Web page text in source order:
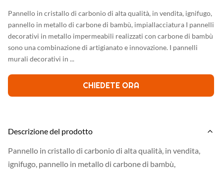
Pannello in cristallo di carbonio di alta qualità, in vendita, ignifugo,
pannello in metallo di carbone di bambù, impiallacciatura​ I pannelli
decorativi in metallo impermeabili realizzati con carbone di bambù
sono una combinazione di artigianato e innovazione. I pannelli
murali decorativi in ...
CHIEDETE ORA
Descrizione del prodotto
Pannello in cristallo di carbonio di alta qualità, in vendita,
ignifugo, pannello in metallo di carbone di bambù,